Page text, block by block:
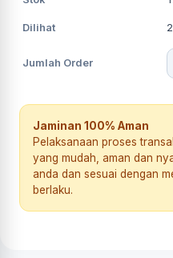
Dilihat
Jumlah Order
Jaminan 100% Aman
Pelaksanaan proses
yang mudah, aman dan
anda dan sesuai dengan
berlaku.